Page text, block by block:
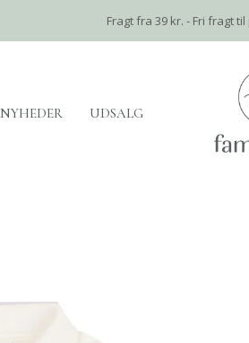
Fragt fra 39 kr. - Fri fragt
NYHEDER UDSALG